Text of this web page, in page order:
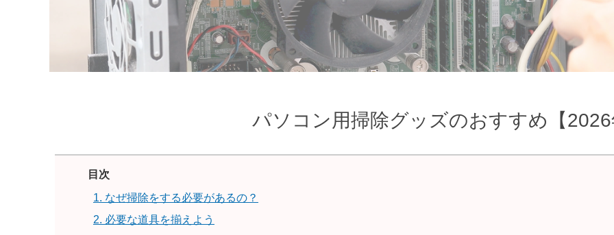
パソコン用掃除グッズのおすすめ【
目次
1. なぜ掃除をする必要があるの？
2. 必要な道具を揃えよう